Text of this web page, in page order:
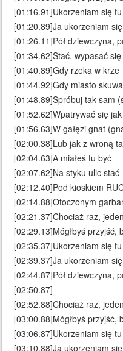
[01:16.91]Ukorzeniam się tu
[01:20.89]Ja ukorzeniam
[01:26.11]Pół dziewczyna,
[01:34.62]Stać, wypasać się
[01:40.89]Gdy rzeka w krze
[01:44.92]Gdy miasto
[01:48.89]Spróbuj tak sam
[01:52.62]Wpatrywać się
[01:56.63]W gałęzi gnat
[02:00.38]Lub jak z wroną
[02:04.63]A miałeś tu być
[02:07.62]Na styku ulic stać
[02:12.40]Pod kioskiem
[02:14.88]Otoczonym
[02:21.37]Chociaż raz,
[02:29.13]Mógłbyś przyjść,
[02:35.37]Ukorzeniam się tu
[02:39.37]Ja ukorzeniam
[02:44.87]Pół dziewczyna,
[02:50.87]
[02:52.88]Chociaż raz,
[03:00.88]Mógłbyś przyjść,
[03:06.87]Ukorzeniam się tu
[03:10.88]Ja ukorzeniam